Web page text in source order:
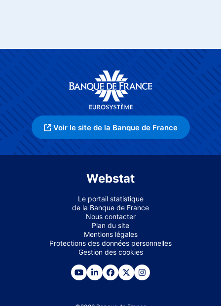
Voir le site de la Banque de France
Webstat
Le portail statistique
de la Banque de France
Nous contacter
Plan du site
Mentions légales
Protections des données personnelles
Gestion des cookies